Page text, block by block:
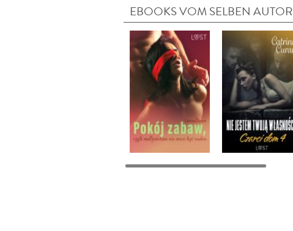
EBOOKS VOM SELBEN AUTOR